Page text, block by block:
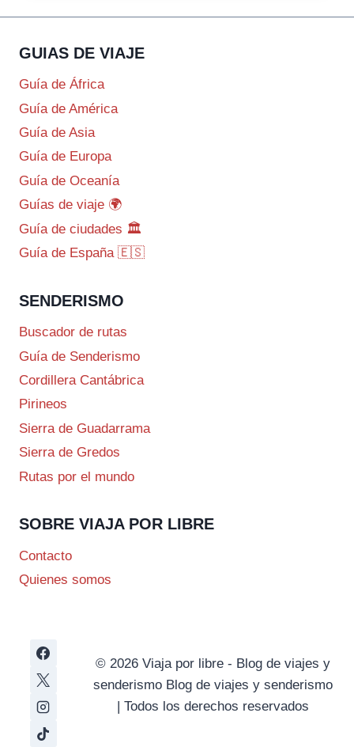
GUIAS DE VIAJE
Guía de África
Guía de América
Guía de Asia
Guía de Europa
Guía de Oceanía
Guías de viaje 🌍
Guía de ciudades 🏛️
Guía de España 🇪🇸
SENDERISMO
Buscador de rutas
Guía de Senderismo
Cordillera Cantábrica
Pirineos
Sierra de Guadarrama
Sierra de Gredos
Rutas por el mundo
SOBRE VIAJA POR LIBRE
Contacto
Quienes somos
© 2026 Viaja por libre - Blog de viajes y
senderismo Blog de viajes y senderismo
| Todos los derechos reservados